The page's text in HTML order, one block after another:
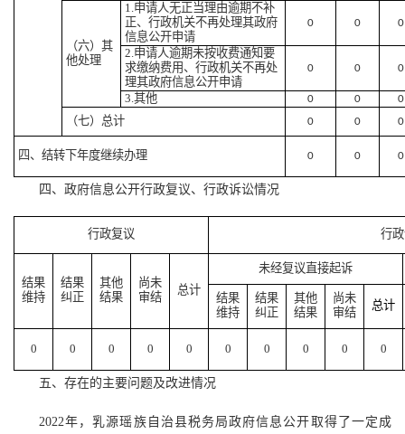
（六）其
他处理
1.申请人无正当理由逾期不补
正、行政机关不再处理其政府
信息公开申请
0 0 0
2.申请人逾期未按收费通知要
求缴纳费用、行政机关不再处
理其政府信息公开申请
0 0 0
3.其他 0 0 0
（七）总计 0 0 0
四、结转下年度继续办理 0 0 0
四、政府信息公开行政复议、行政诉讼情况
行政复议 行
结果
维持
结果
纠正
其他
结果
尚未
审结
总计
未经复议直接起诉
结果
维持
结果
纠正
其他
结果
尚未
审结
总计
0 0 0 0 0 0 0 0 0 0
五、存在的主要问题及改进情况
2022年，乳源瑶族自治县税务局政府信息公开取得了一定成